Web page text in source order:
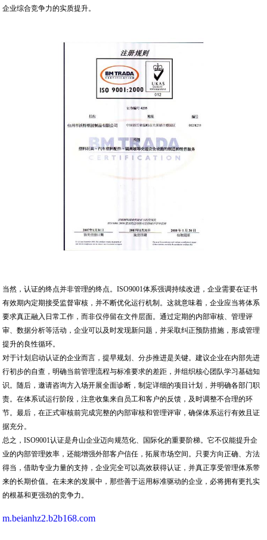
企业综合竞争力的实质提升。
当然，认证的终点并非管理的终点。ISO9001体系强调持续改进，企业需要在证书
有效期内定期接受监督审核，并不断优化运行机制。这就意味着，企业应当将体系
要求真正融入日常工作，而非仅停留在文件层面。通过定期的内部审核、管理评
审、数据分析等活动，企业可以及时发现新问题，并采取纠正预防措施，形成管理
提升的良性循环。
对于计划启动认证的企业而言，提早规划、分步推进是关键。建议企业在内部先进
行初步的自查，明确当前管理流程与标准要求的差距，并组织核心团队学习基础知
识。随后，邀请咨询方入场开展全面诊断，制定详细的项目计划，并明确各部门职
责。在体系试运行阶段，注意收集来自员工和客户的反馈，及时调整不合理的环
节。最后，在正式审核前完成完整的内部审核和管理评审，确保体系运行有效且证
据充分。
总之，ISO9001认证是舟山企业迈向规范化、国际化的重要阶梯。它不仅能提升企
业的内部管理效率，还能增强外部客户信任，拓展市场空间。只要方向正确、方法
得当，借助专业力量的支持，企业完全可以高效获得认证，并真正享受管理体系带
来的长期价值。在未来的发展中，那些善于运用标准驱动的企业，必将拥有更扎实
的根基和更强劲的竞争力。
m.beianhz2.b2b168.com